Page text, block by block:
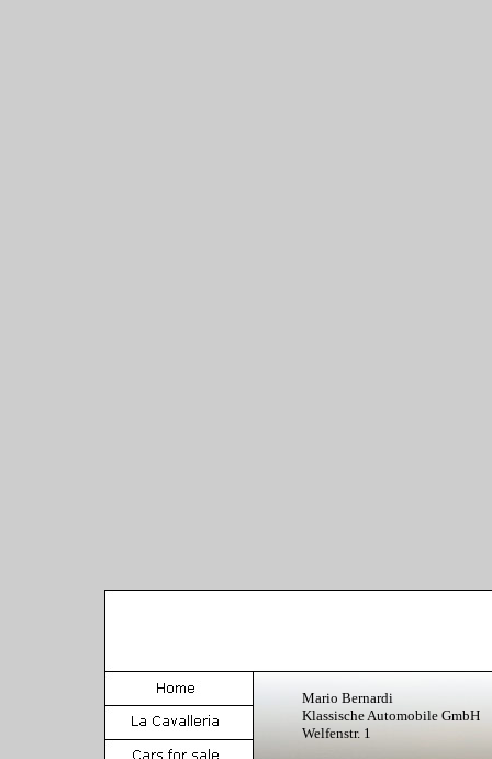
Mario Bernardi
Klassische Automobile GmbH
Welfenstr. 1